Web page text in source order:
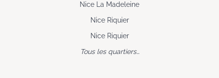
Nice La Madeleine
Nice Riquier
Nice Riquier
Tous les quartiers…